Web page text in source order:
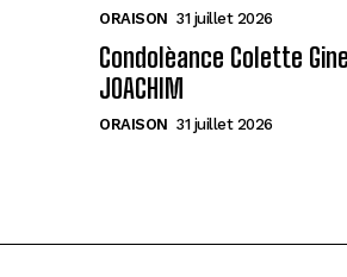
ORAISON 31 juillet 2026
Condolèance Colette
JOACHIM
ORAISON 31 juillet 2026